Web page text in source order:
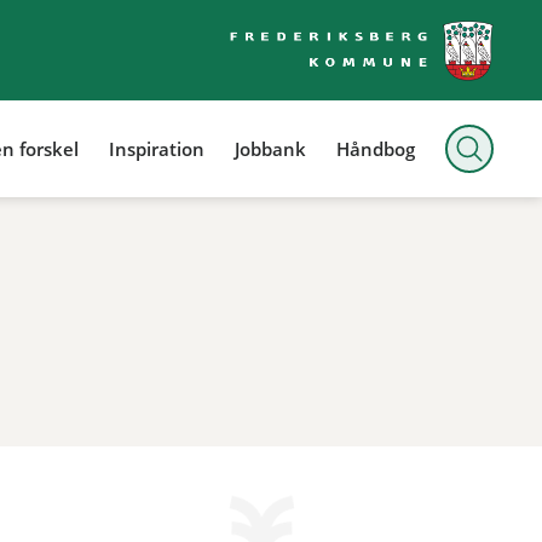
forskel Inspiration Jobbank Håndbog